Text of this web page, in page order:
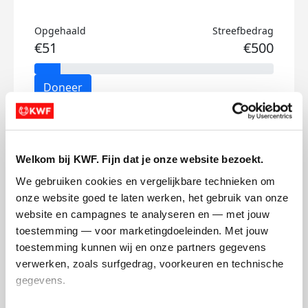
Welkom bij KWF. Fijn dat je onze website bezoekt.
We gebruiken cookies en vergelijkbare technieken om
onze website goed te laten werken, het gebruik van onze
website en campagnes te analyseren en — met jouw
toestemming — voor marketingdoeleinden. Met jouw
toestemming kunnen wij en onze partners gegevens
verwerken, zoals surfgedrag, voorkeuren en technische
gegevens.
Opgehaald
€51
Streefbedrag
€500
Doneer
Bronno's badges